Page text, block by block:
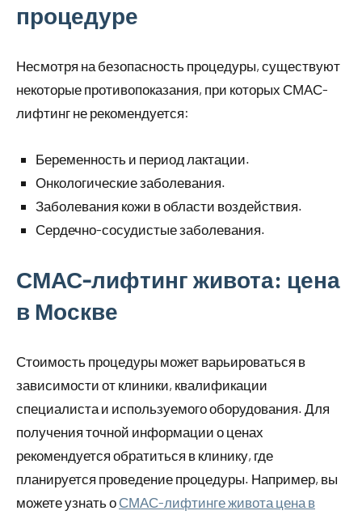
процедуре
Несмотря на безопасность процедуры, существуют
некоторые противопоказания, при которых СМАС-
лифтинг не рекомендуется:
Беременность и период лактации.
Онкологические заболевания.
Заболевания кожи в области воздействия.
Сердечно-сосудистые заболевания.
СМАС-лифтинг живота: цена
в Москве
Стоимость процедуры может варьироваться в
зависимости от клиники, квалификации
специалиста и используемого оборудования. Для
получения точной информации о ценах
рекомендуется обратиться в клинику, где
планируется проведение процедуры. Например, вы
можете узнать о СМАС-лифтинге живота цена в